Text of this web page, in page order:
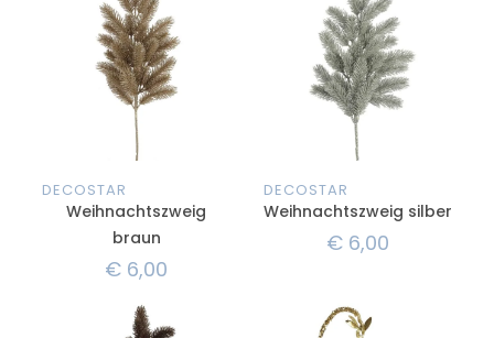
DECOSTAR
Weihnachtszweig
braun
€ 6,00
DECOSTAR
Weihnachtszweig silber
€ 6,00